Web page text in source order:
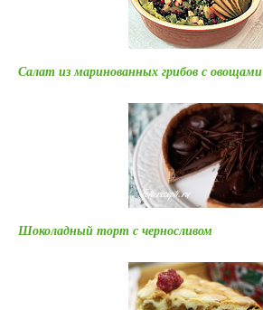
Салат из маринованных грибов с овощами
Шоколадный торт с черносливом